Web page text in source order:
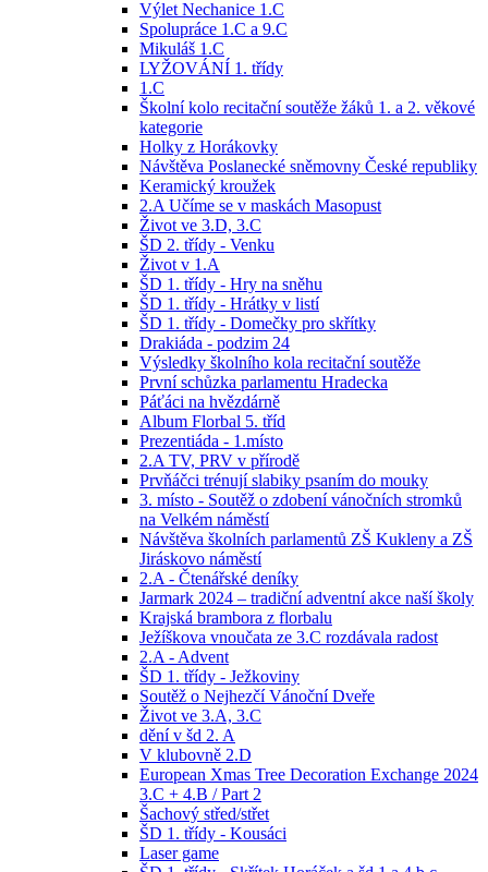
Výlet Nechanice 1.C
Spolupráce 1.C a 9.C
Mikuláš 1.C
LYŽOVÁNÍ 1. třídy
1.C
Školní kolo recitační soutěže žáků 1. a 2. věkové
kategorie
Holky z Horákovky
Návštěva Poslanecké sněmovny České republiky
Keramický kroužek
2.A Učíme se v maskách Masopust
Život ve 3.D, 3.C
ŠD 2. třídy - Venku
Život v 1.A
ŠD 1. třídy - Hry na sněhu
ŠD 1. třídy - Hrátky v listí
ŠD 1. třídy - Domečky pro skřítky
Drakiáda - podzim 24
Výsledky školního kola recitační soutěže
První schůzka parlamentu Hradecka
Páťáci na hvězdárně
Album Florbal 5. tříd
Prezentiáda - 1.místo
2.A TV, PRV v přírodě
Prvňáčci trénují slabiky psaním do mouky
3. místo - Soutěž o zdobení vánočních stromků
na Velkém náměstí
Návštěva školních parlamentů ZŠ Kukleny a ZŠ
Jiráskovo náměstí
2.A - Čtenářské deníky
Jarmark 2024 – tradiční adventní akce naší školy
Krajská brambora z florbalu
Ježíškova vnoučata ze 3.C rozdávala radost
2.A - Advent
ŠD 1. třídy - Ježkoviny
Soutěž o Nejhezčí Vánoční Dveře
Život ve 3.A, 3.C
dění v šd 2. A
V klubovně 2.D
European Xmas Tree Decoration Exchange 2024
3.C + 4.B / Part 2
Šachový střed/střet
ŠD 1. třídy - Kousáci
Laser game